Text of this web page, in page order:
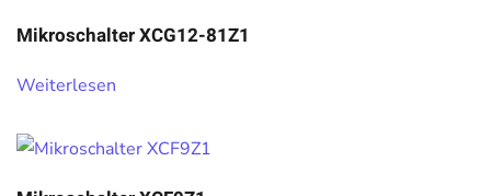
Mikroschalter XCG12-81Z1
Weiterlesen